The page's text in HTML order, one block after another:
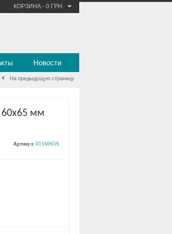
КОРЗИНА - 0 ГРН.
Новости
На предыдущую страницу
мм
Артикул: 0116065S